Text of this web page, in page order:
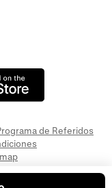
de Referidos